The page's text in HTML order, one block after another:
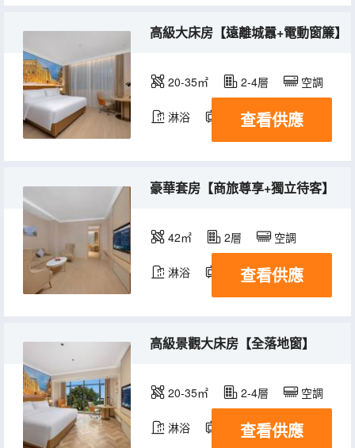
高級大床房【遠離城囂+電動窗簾】
20-35㎡ 2-4層 空調
淋浴 電視機
查看供應
豪華套房【商旅尊享+獨立待客】
42㎡ 2層 空調
淋浴 電視機
查看供應
高級景觀大床房【全落地窗】
20-35㎡ 2-4層 空調
淋浴 電視機
查看供應